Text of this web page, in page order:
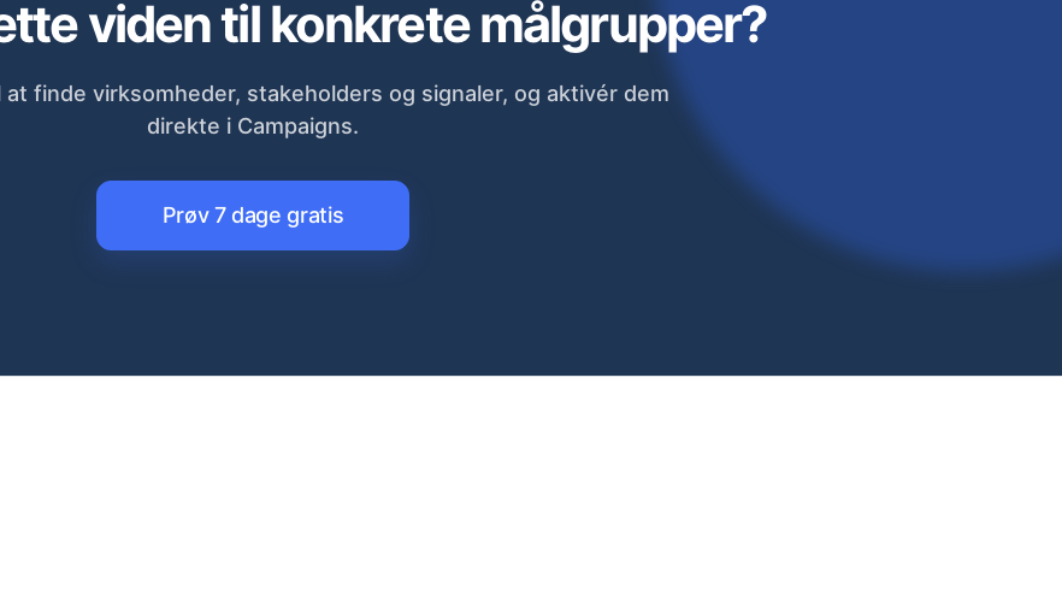
viden til konkrete målgrupper?
finde virksomheder, stakeholders og signaler, og aktivér dem
direkte i Campaigns.
Prøv 7 dage gratis